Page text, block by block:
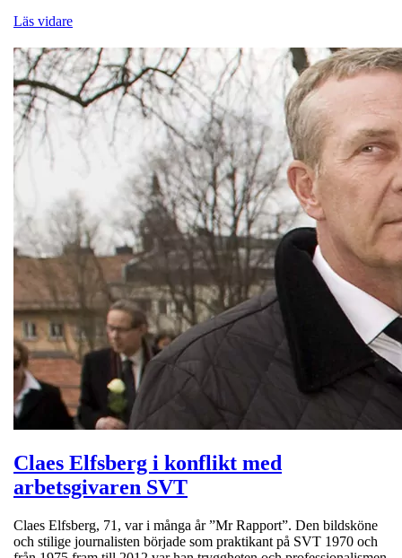
Läs vidare
Claes Elfsberg i konflikt med
arbetsgivaren SVT
Claes Elfsberg, 71, var i många år ”Mr Rapport”. Den bildsköne
och stilige journalisten började som praktikant på SVT 1970 och